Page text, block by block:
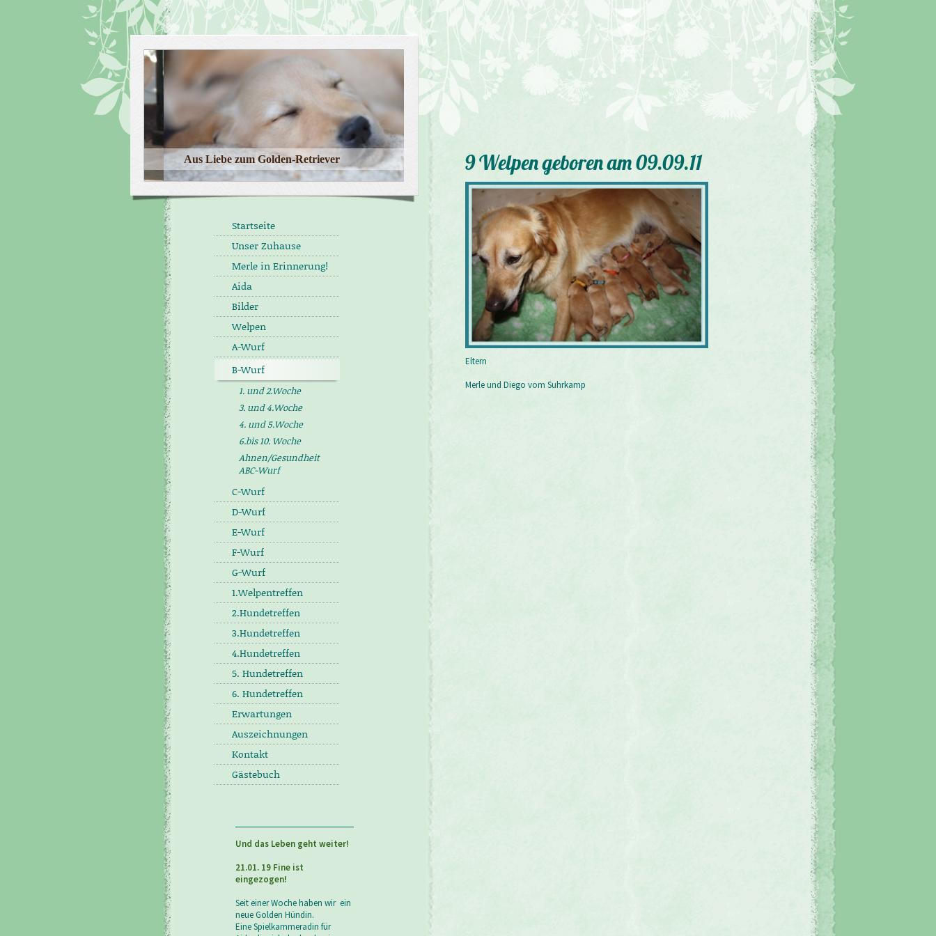
Aus Liebe zum Golden-Retriever
Startseite
Unser Zuhause
Merle in Erinnerung!
Aida
Bilder
Welpen
A-Wurf
B-Wurf
1. und 2.Woche
3. und 4.Woche
4. und 5.Woche
6.bis 10. Woche
Ahnen/Gesundheit
ABC-Wurf
C-Wurf
D-Wurf
E-Wurf
F-Wurf
G-Wurf
1.Welpentreffen
2.Hundetreffen
3.Hundetreffen
4.Hundetreffen
5. Hundetreffen
6. Hundetreffen
Erwartungen
Auszeichnungen
Kontakt
Gästebuch
Und das Leben geht weiter!
21.01. 19 Fine ist
eingezogen!
Seit einer Woche haben wir ein
neue Golden Hündin.
Eine Spielkammeradin für
9 Welpen geboren am 09.09.11
Eltern
Merle und Diego vom Suhrkamp